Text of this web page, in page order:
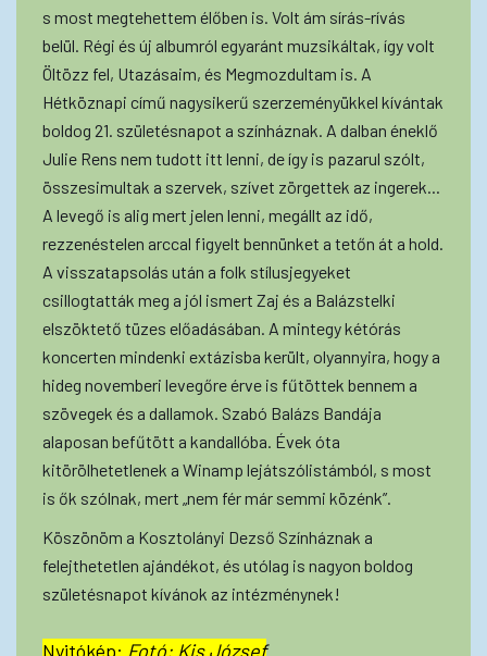
s most megtehettem élőben is. Volt ám sírás-rívás
belül. Régi és új albumról egyaránt muzsikáltak, így volt
Öltözz fel, Utazásaim, és Megmozdultam is. A
Hétköznapi című nagysikerű szerzeményükkel kívántak
boldog 21. születésnapot a színháznak. A dalban éneklő
Julie Rens nem tudott itt lenni, de így is pazarul szólt,
összesimultak a szervek, szívet zörgettek az ingerek...
A levegő is alig mert jelen lenni, megállt az idő,
rezzenéstelen arccal figyelt bennünket a tetőn át a hold.
A visszatapsolás után a folk stílusjegyeket
csillogtatták meg a jól ismert Zaj és a Balázstelki
elszöktető tüzes előadásában. A mintegy kétórás
koncerten mindenki extázisba került, olyannyira, hogy a
hideg novemberi levegőre érve is fűtöttek bennem a
szövegek és a dallamok. Szabó Balázs Bandája
alaposan befűtött a kandallóba. Évek óta
kitörölhetetlenek a Winamp lejátszólistámból, s most
is ők szólnak, mert „nem fér már semmi közénk”.
Köszönöm a Kosztolányi Dezső Színháznak a
felejthetetlen ajándékot, és utólag is nagyon boldog
születésnapot kívánok az intézménynek!
Nyitókép: Fotó: Kis József